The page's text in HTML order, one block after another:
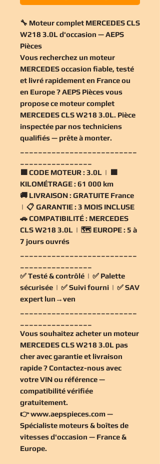
🔧 Moteur complet MERCEDES CLS
W218 3.0L d'occasion — AEPS
Pièces
Vous recherchez un moteur
MERCEDES occasion fiable, testé
et livré rapidement en France ou
en Europe ? AEPS Pièces vous
propose ce moteur complet
MERCEDES CLS W218 3.0L. Pièce
inspectée par nos techniciens
qualifiés — prête à monter.
🟧CODE MOTEUR : 3.0L | 🟧
KILOMÉTRAGE : 61 000 km
🚚 LIVRAISON : GRATUITE France
| 📋 GARANTIE : 3 MOIS INCLUSE
🚗COMPATIBILITÉ : MERCEDES
CLS W218 3.0L | 🗺️ EUROPE : 5 à
7 jours ouvrés
✅Testé & contrôlé | ✅ Palette
sécurisée | ✅Suivi fourni | ✅SAV
expert lun→ven
Vous souhaitez acheter un moteur
MERCEDES CLS W218 3.0L pas
cheravec garantie et livraison
rapide ? Contactez-nous avec
votre VIN ou référence —
compatibilité vérifiée
gratuitement.
👉www.aepspieces.com—
Spécialiste moteurs & boîtes de
vitesses d'occasion — France &
Europe.